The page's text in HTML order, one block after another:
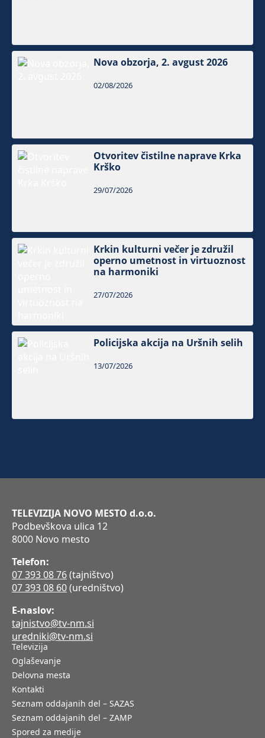
Nova obzorja, 2. avgust 2026
02/08/2026
Otvoritev čistilne naprave Krka
Krško
29/07/2026
Krkin kulturni večer je združil
operno umetnost in virtuoznost
na harmoniki
27/07/2026
Policijska akcija na Uršnih selih
13/07/2026
TELEVIZIJA NOVO MESTO d.o.o.
Podbevškova ulica 12
8000 Novo mesto
Telefon:
07 393 08 76(tajništvo)
07 393 08 60(uredništvo)
E-naslov:
tajnistvo@tv-nm.si
uredniki@tv-nm.si
Televizija
Oglaševanje
Delovna mesta
Kontakti
Seznam oddajanih del – SAZAS
Seznam oddajanih del – ZAMP
Spored za medije